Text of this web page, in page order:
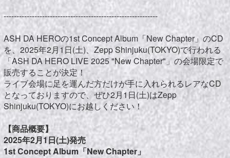
------------------------------------------------------------
ASH DA HEROの1st Concept Album「New Chapter」のCD
を、2025年2月1日(土)、Zepp Shinjuku(TOKYO)で行われる
「ASH DA HERO LIVE 2025 "New Chapter"」の会場限定で
販売することが決定！
ライブ会場に足を運んだ方だけが手に入れられるレアなCD
となっておりますので、ぜひ2月1日(土)はZepp
Shinjuku(TOKYO)にお越しください！
【商品概要】
2025年2月1日(土)発売
1st Concept Album「New Chapter」